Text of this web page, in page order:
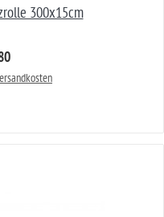
300x15cm